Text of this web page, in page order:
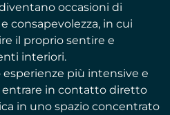
occasioni di
consapevolezza, in cui
il proprio sentire e
interiori.
più intensive e
entrare in contatto diretto
in uno spazio concentrato